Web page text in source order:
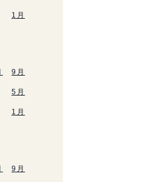
1月
9月
5月
1月
9月